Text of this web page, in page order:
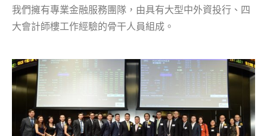
我們擁有專業金融服務團隊，由具有大型中外資投行、四
大會計師樓工作經驗的骨干人員組成。